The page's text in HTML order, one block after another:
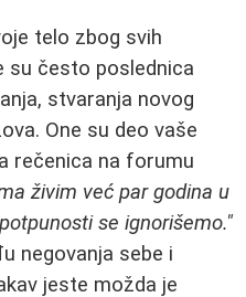
telo zbog svih
su često poslednica
stvaranja novog
One su deo vaše
rečenica na forumu
živim već par godina u
se ignorišemo."
negovanja sebe i
jeste možda je